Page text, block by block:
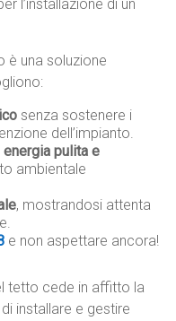
l’installazione di un
è una soluzione
senza sostenere i
dell’impianto.
pulita e
ambientale
, mostrandosi attenta
e non aspettare ancora!
tetto cede in affitto la
installare e gestire